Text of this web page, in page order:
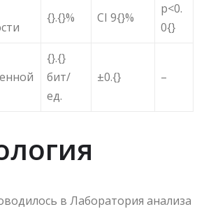
{}.{}% CI 9{}%
p<0.
0{}
{}.{}
бит/
ед.
±0.{} –
в Лаборатория анализа